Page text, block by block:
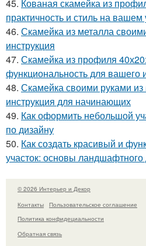
45. Кованая скамейка из
практичность и стиль на вашем
46. Скамейка из металла
инструкция
47. Скамейка из профиля
функциональность для вашего
48. Скамейка своими руками из
инструкция для начинающих
49. Как оформить небольшой
по дизайну
50. Как создать красивый и
участок: основы ландшафтного
© 2026 Интерьер и Декор
Контакты
Пользовательское соглашение
Политика конфидециальности
Обратная связь